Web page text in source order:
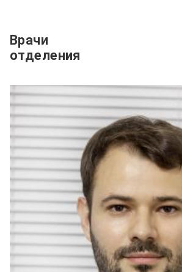
Врачи
отделения